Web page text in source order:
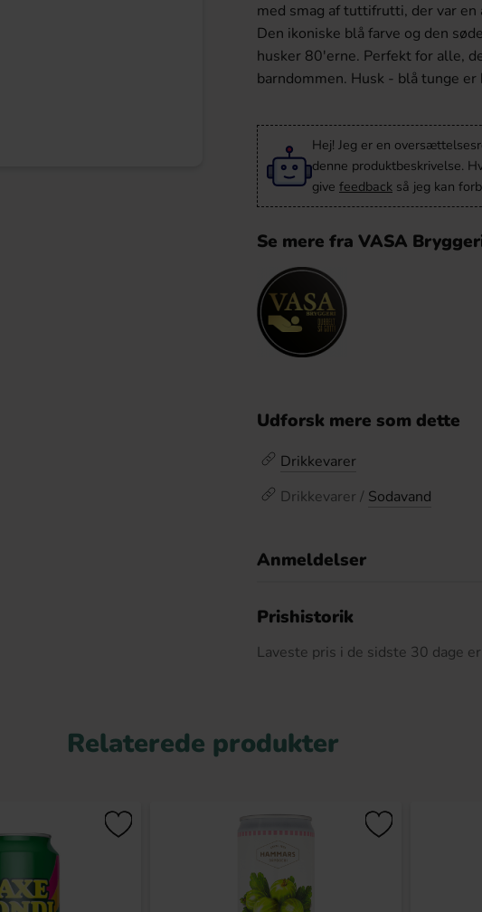
med smag af tuttifrutti, der var
Den ikoniske blå farve og den
husker 80'erne. Perfekt for alle,
barndommen. Husk - blå tunge er
Hej! Jeg er en
denne produktbeskrivelse.
give feedback så jeg kan
Se mere fra VASA
Udforsk mere som dette
Drikkevarer
Drikkevarer / Sodavand
Anmeldelser
Prishistorik
Laveste pris i de sidste 30 dage
Relaterede produkter